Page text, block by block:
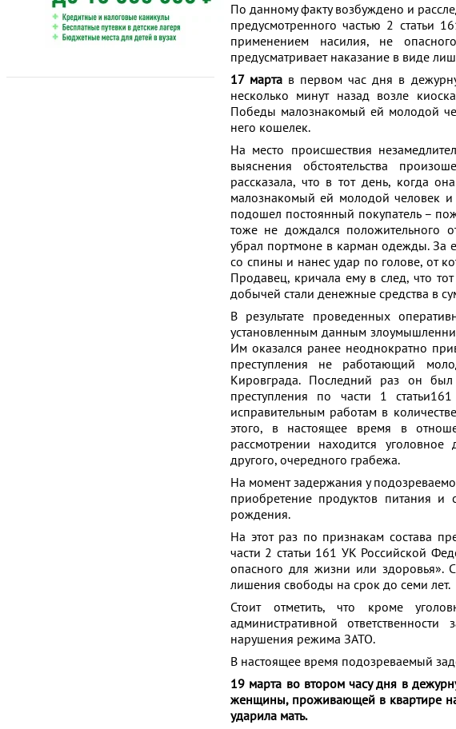
По данному факту возбуждено и
предусмотренного частью 2 статьи
применением насилия, не
предусматривает наказание в виде
17 марта в первом час дня в
несколько минут назад возле
Победы малознакомый ей молодой
него кошелек.
На место происшествия
выяснения обстоятельства
рассказала, что в тот день, когда
малознакомый ей молодой человек и
подошел постоянный покупатель –
тоже не дождался положительного
убрал портмоне в карман одежды. За
со спины и нанес удар по голове, от
Продавец, кричала ему в след, что
добычей стали денежные средства в
В результате проведенных
установленным данным
Им оказался ранее неоднократно
преступления не работающий
Кировграда. Последний раз он
преступления по части 1
исправительным работам в
этого, в настоящее время в
рассмотрении находится
другого, очередного грабежа.
На момент задержания у
приобретение продуктов питания
рождения.
На этот раз по признакам состава
части 2 статьи 161 УК Российской
опасного для жизни или здоровья».
лишения свободы на срок до семи лет.
Стоит отметить, что кроме
административной
нарушения режима ЗАТО.
В настоящее время подозреваемый
19 марта во втором часу дня в
женщины, проживающей в квартире
ударила мать.